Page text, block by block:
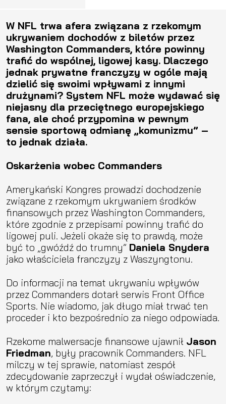
W NFL trwa afera związana z rzekomym
ukrywaniem dochodów z biletów przez
Washington Commanders, które powinny
trafić do wspólnej, ligowej kasy. Dlaczego
jednak prywatne franczyzy w ogóle mają
dzielić się swoimi wpływami z innymi
drużynami? System NFL może wydawać się
niejasny dla przeciętnego europejskiego
fana, ale choć przypomina w pewnym
sensie sportową odmianę „komunizmu” –
to jednak działa.
Oskarżenia wobec Commanders
Amerykański Kongres prowadzi dochodzenie
związane z rzekomym ukrywaniem środków
finansowych przez Washington Commanders,
które zgodnie z przepisami powinny trafić do
ligowej puli. Jeżeli okaże się to prawdą, może
być to „gwóźdź do trumny” Daniela Snydera
jako właściciela franczyzy z Waszyngtonu.
Do informacji na temat ukrywaniu wpływów
przez Commanders dotarł serwis Front Office
Sports. Nie wiadomo, jak długo miał trwać ten
proceder i kto bezpośrednio za niego odpowiada.
Rzekome malwersacje finansowe ujawnił Jason
Friedman, były pracownik Commanders. NFL
milczy w tej sprawie, natomiast zespół
zdecydowanie zaprzeczył i wydał oświadczenie,
w którym czytamy: